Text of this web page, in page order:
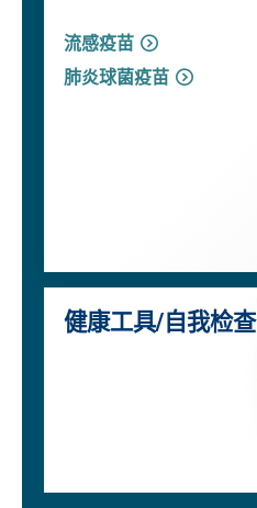
流感疫苗
肺炎球菌疫苗
健康工具/自我检查